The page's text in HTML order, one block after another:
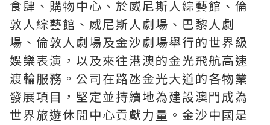
食肆、購物中心、於威尼斯人綜藝館、倫
敦人綜藝館、威尼斯人劇場、巴黎人劇
場、倫敦人劇場及金沙劇場舉行的世界級
娛樂表演，以及來往港澳的金光飛航高速
渡輪服務。公司在路氹金光大道的各物業
發展項目，堅定並持續地為建設澳門成為
世界旅遊休閒中心貢獻力量。金沙中國是